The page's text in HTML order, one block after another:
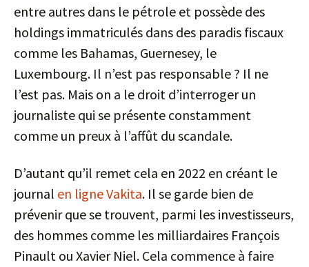
entre autres dans le pétrole et possède des
holdings immatriculés dans des paradis fiscaux
comme les Bahamas, Guernesey, le
Luxembourg. Il n’est pas responsable ? Il ne
l’est pas. Mais on a le droit d’interroger un
journaliste qui se présente constamment
comme un preux à l’affût du scandale.
D’autant qu’il remet cela en 2022 en créant le
journal en ligne Vakita. Il se garde bien de
prévenir que se trouvent, parmi les investisseurs,
des hommes comme les milliardaires François
Pinault ou Xavier Niel. Cela commence à faire